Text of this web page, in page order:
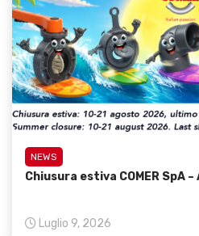
NEWS
Chiusura estiva COMER SpA
Luglio 9, 2026